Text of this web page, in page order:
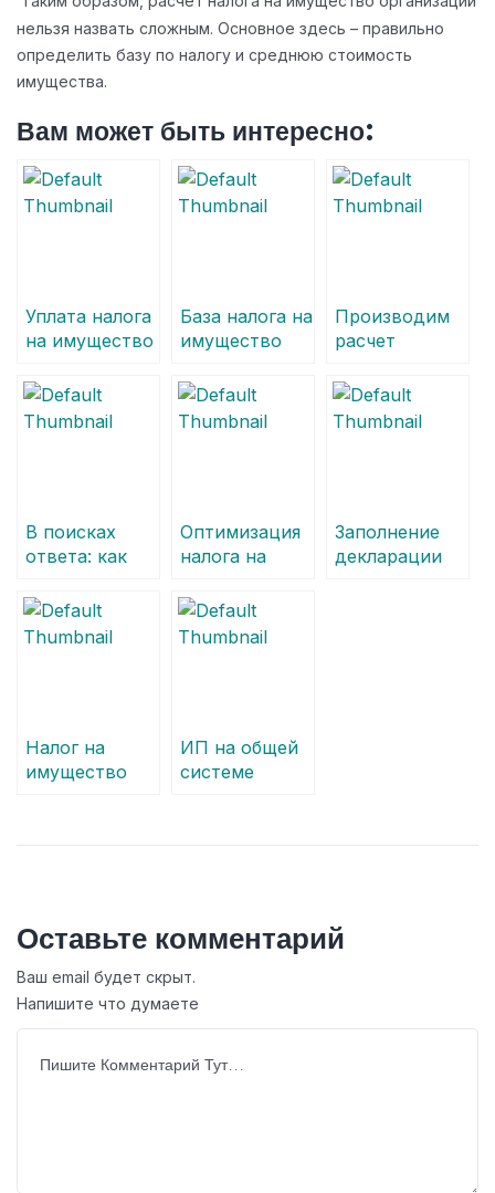
нельзя назвать сложным. Основное здесь – правильно
определить базу по налогу и среднюю стоимость
имущества.
Вам может быть интересно:
Уплата налога
на имущество
расплата за
все движимое
База налога на
имущество
основа для
правильных
Производим
расчет
налога в 2012
году и ждем
В поисках
ответа: как
налог на
имущество
Оптимизация
налога на
ищем лазейки
в
Заполнение
декларации
Налог на
имущество
ЕНВД
ИП на общей
системе
Оставьте комментарий
Ваш email будет скрыт.
Напишите что думаете